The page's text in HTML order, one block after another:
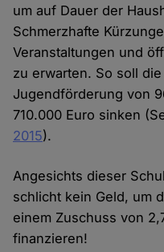
um auf Dauer der
Schmerzhafte
Veranstaltungen und
zu erwarten. So soll
Jugendförderung von
710.000 Euro sinken
2015).
Angesichts dieser
schlicht kein Geld, um
einem Zuschuss von
finanzieren!